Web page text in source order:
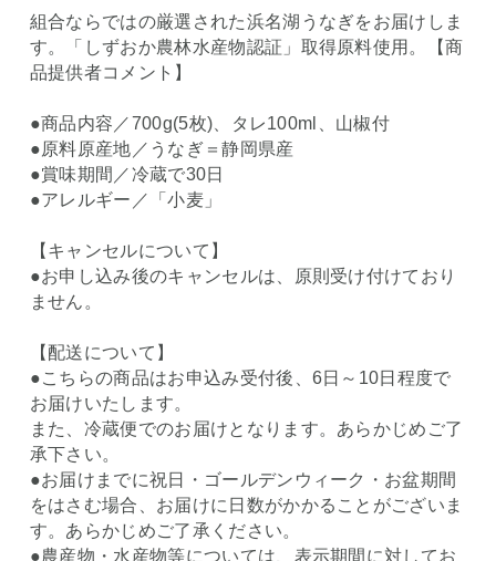
組合ならではの厳選された浜名湖うなぎをお届けしま
す。「しずおか農林水産物認証」取得原料使用。【商
品提供者コメント】
●商品内容／700g(5枚)、タレ100ml、山椒付
●原料原産地／うなぎ＝静岡県産
●賞味期間／冷蔵で30日
●アレルギー／「小麦」
【キャンセルについて】
●お申し込み後のキャンセルは、原則受け付けており
ません。
【配送について】
●こちらの商品はお申込み受付後、6日～10日程度で
お届けいたします。
また、冷蔵便でのお届けとなります。あらかじめご了
承下さい。
●お届けまでに祝日・ゴールデンウィーク・お盆期間
をはさむ場合、お届けに日数がかかることがございま
す。あらかじめご了承ください。
●農産物・水産物等については、表示期間に対してお